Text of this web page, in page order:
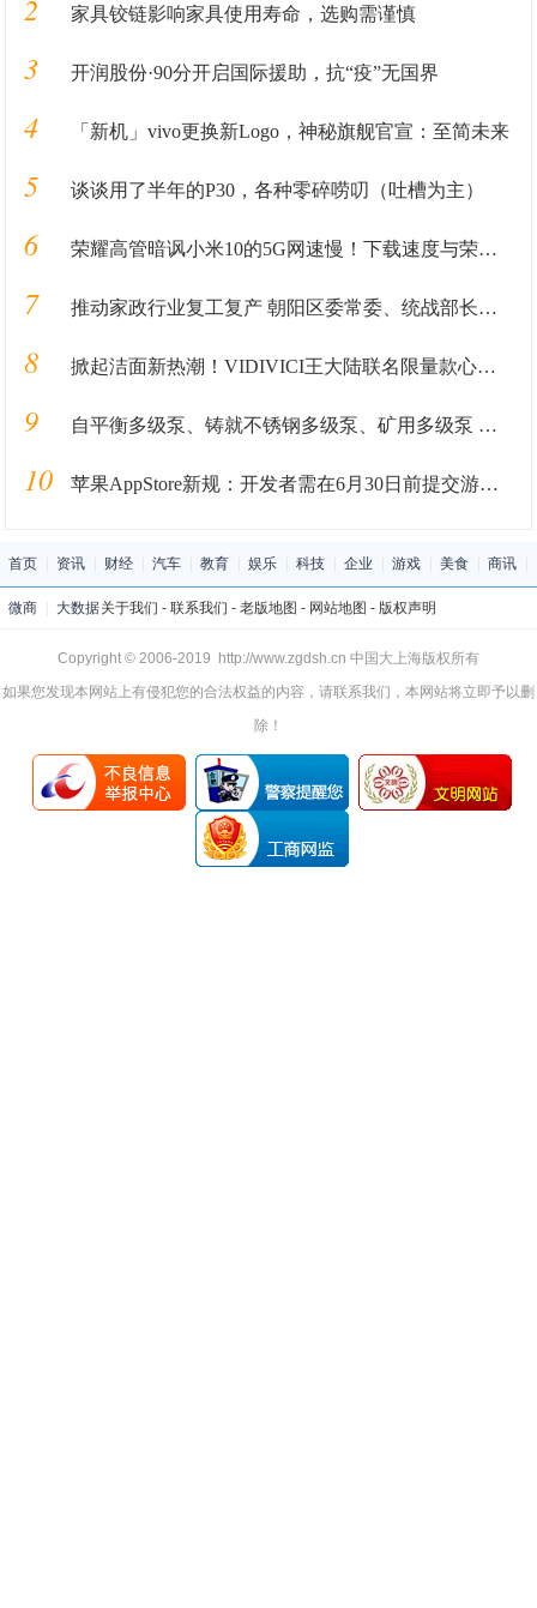
2 家具铰链影响家具使用寿命，选购需谨慎
3 开润股份·90分开启国际援助，抗“疫”无国界
4 「新机」vivo更换新Logo，神秘旗舰官宣：至简未来
5 谈谈用了半年的P30，各种零碎唠叨（吐槽为主）
6 荣耀高管暗讽小米10的5G网速慢！下载速度与荣耀V30相差4.2倍？
7 推动家政行业复工复产 朝阳区委常委、统战部长暴剑调研管家帮
8 掀起洁面新热潮！VIDIVICI王大陆联名限量款心动上市
9 自平衡多级泵、铸就不锈钢多级泵、矿用多级泵 请选择佳能泵业
10 苹果AppStore新规：开发者需在6月30日前提交游戏版号
首页 资讯 财经 汽车 教育 娱乐 科技 企业 游戏 美食 商讯
微商 大数据关于我们 - 联系我们 - 老版地图 - 网站地图 - 版权声明
Copyright © 2006-2019 http://www.zgdsh.cn 中国大上海版权所有
如果您发现本网站上有侵犯您的合法权益的内容，请联系我们，本网站将立即予以删
除！